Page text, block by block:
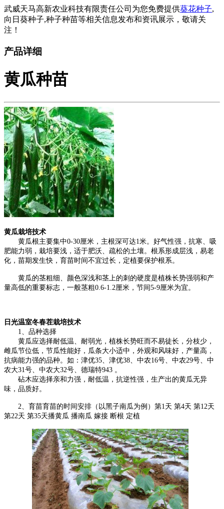
武威天马高新农业科技有限责任公司为您免费提供葵花种子,
向日葵种子,种子种苗等相关信息发布和资讯展示，敬请关
注！
产品详细
黄瓜种苗
黄瓜栽培技术
黄瓜根主要集中0-30厘米，主根深可达1米。好气性强，抗寒、吸
肥能力弱，栽培要浅，适于肥沃、疏松的土壤。根系形成层浅，易老
化，苗期发生快，育苗时间不宜过长，定植要保护根系。
黄瓜的茎粗细、颜色深浅和茎上的刺的硬度是植株长势强弱和产
量高低的重要标志，一般茎粗0.6-1.2厘米，节间5-9厘米为宜。
日光温室冬春茬栽培技术
1、品种选择
黄瓜应选择耐低温、耐弱光，植株长势旺而不易徒长，分枝少，
雌瓜节位低，节瓜性能好，瓜条大小适中，外观和风味好，产量高，
抗病能力强的品种。如：津优35、津优38、中农16号、中农29号、中
农大31号、中农大32号、德瑞特943 。
砧木应选择亲和力强，耐低温，抗逆性强，生产出的黄瓜无异
味，品质好。
2、育苗育苗的时间安排（以黑子南瓜为例）第1天 第4天 第12天
第22天 第35天播黄瓜 播南瓜 嫁接 断根 定植